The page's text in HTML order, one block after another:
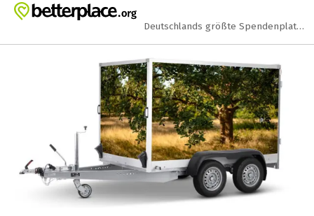
Zum Hauptinhalt springen
Erklärung zur Barrierefreiheit anzeigen
Deutschlands größte Spendenplattform